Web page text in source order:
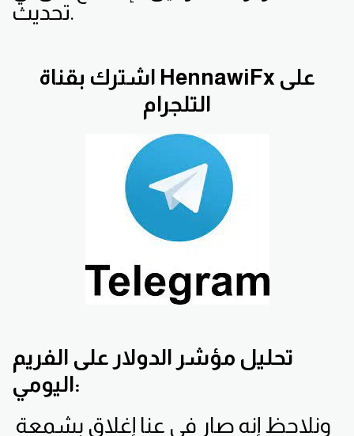
تحديث.
اشترك بقناة HennawiFx على
التلجرام
تحليل مؤشر الدولار على الفريم
اليومي: